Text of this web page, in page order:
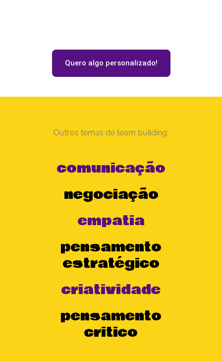
Quero algo personalizado!
Outros temas de team building:
comunicação
negociação
empatia
pensamento
estratégico
criatividade
pensamento
critico